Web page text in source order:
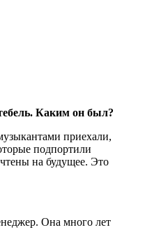
Каким он был?
приехали,
подпортили
на будущее. Это
Она много лет